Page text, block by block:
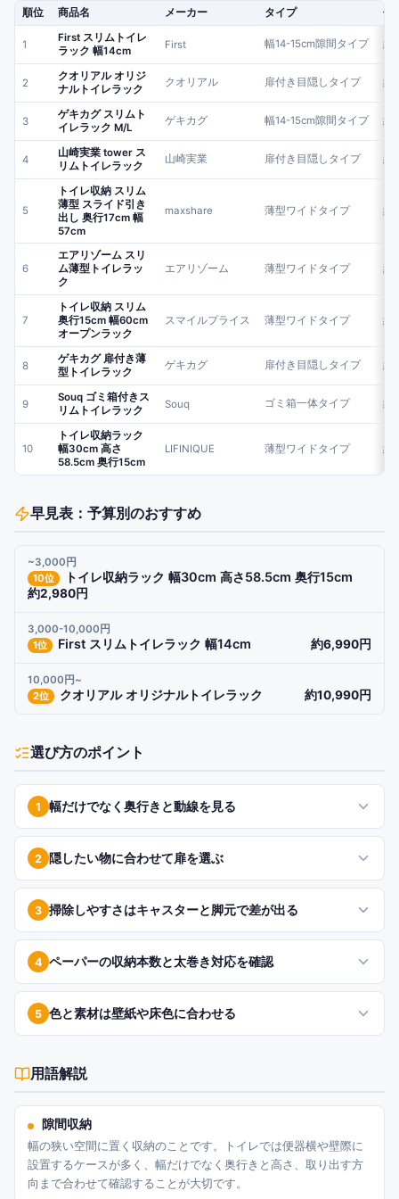
順位 商品名 メーカー タイプ 価
1
First スリムトイレ
ラック 幅14cm
First 幅14-15cm隙間タイプ 約
2
クオリアル オリジ
ナルトイレラック
クオリアル 扉付き目隠しタイプ 約
3
ゲキカグ スリムト
イレラック M/L
ゲキカグ 幅14-15cm隙間タイプ 約
4
山崎実業 tower ス
リムトイレラック
山崎実業 扉付き目隠しタイプ 約
5
トイレ収納 スリム
薄型 スライド引き
出し 奥行17cm 幅
57cm
maxshare 薄型ワイドタイプ 約
6
エアリゾーム スリ
ム薄型トイレラッ
ク
エアリゾーム 薄型ワイドタイプ 約
7
トイレ収納 スリム
奥行15cm 幅60cm
オープンラック
スマイルプライス 薄型ワイドタイプ 約
8
ゲキカグ 扉付き薄
型トイレラック
ゲキカグ 扉付き目隠しタイプ 約
9
Souq ゴミ箱付きス
リムトイレラック
Souq ゴミ箱一体タイプ 約
10
トイレ収納ラック
幅30cm 高さ
58.5cm 奥行15cm
LIFINIQUE 薄型ワイドタイプ 約
早見表：予算別のおすすめ
~3,000円
10位 トイレ収納ラック 幅30cm 高さ58.5cm 奥行15cm
約2,980円
3,000-10,000円
1位 First スリムトイレラック 幅14cm 約6,990円
10,000円~
2位 クオリアル オリジナルトイレラック 約10,990円
選び方のポイント
1 幅だけでなく奥行きと動線を見る
2 隠したい物に合わせて扉を選ぶ
3 掃除しやすさはキャスターと脚元で差が出る
4 ペーパーの収納本数と太巻き対応を確認
5 色と素材は壁紙や床色に合わせる
用語解説
隙間収納
幅の狭い空間に置く収納のことです。トイレでは便器横や壁際に
設置するケースが多く、幅だけでなく奥行きと高さ、取り出す方
向まで合わせて確認することが大切です。